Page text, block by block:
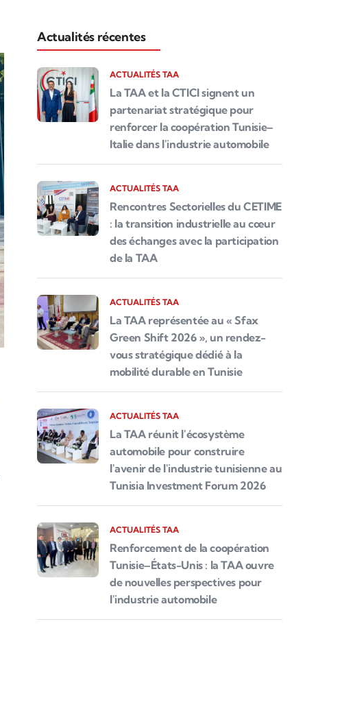
Actualités récentes
ACTUALITÉS TAA
La TAA et la CTICI signent un
partenariat stratégique pour
renforcer la coopération Tunisie–
Italie dans l'industrie automobile
ACTUALITÉS TAA
Rencontres Sectorielles du CETIME
: la transition industrielle au cœur
des échanges avec la participation
de la TAA
ACTUALITÉS TAA
La TAA représentée au « Sfax
Green Shift 2026 », un rendez-
vous stratégique dédié à la
mobilité durable en Tunisie
ACTUALITÉS TAA
La TAA réunit l'écosystème
automobile pour construire
l'avenir de l'industrie tunisienne au
Tunisia Investment Forum 2026
ACTUALITÉS TAA
Renforcement de la coopération
Tunisie–États-Unis : la TAA ouvre
de nouvelles perspectives pour
l'industrie automobile